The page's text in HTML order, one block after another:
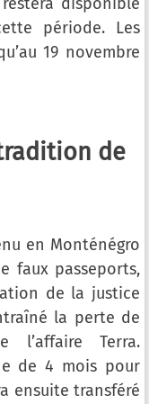
période. Les
19 novembre
de
en Monténégro
faux passeports,
de la justice
la perte de
Terra.
de 4 mois pour
ensuite transféré